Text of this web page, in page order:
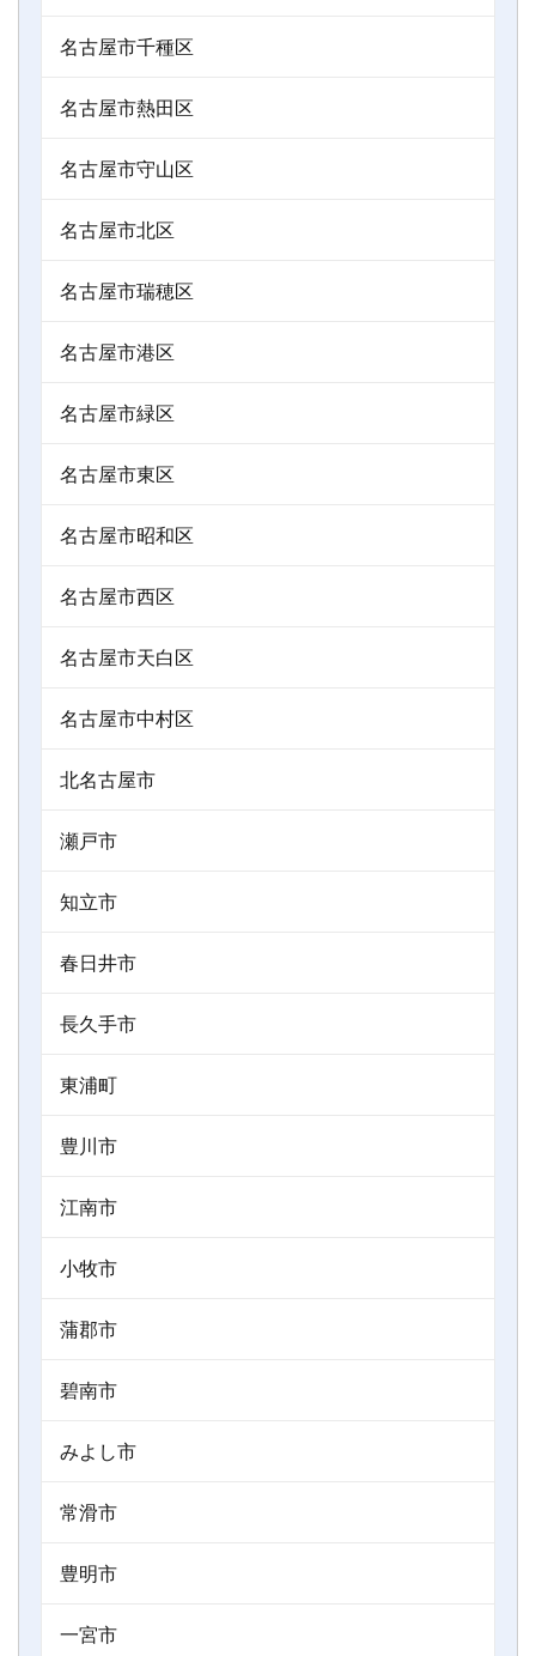
名古屋市千種区
名古屋市熱田区
名古屋市守山区
名古屋市北区
名古屋市瑞穂区
名古屋市港区
名古屋市緑区
名古屋市東区
名古屋市昭和区
名古屋市西区
名古屋市天白区
名古屋市中村区
北名古屋市
瀬戸市
知立市
春日井市
長久手市
東浦町
豊川市
江南市
小牧市
蒲郡市
碧南市
みよし市
常滑市
豊明市
一宮市